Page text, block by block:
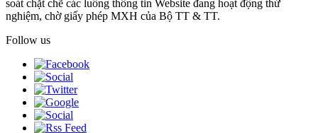
soát chặt chẽ các luồng thông tin Website đang hoạt động thử
nghiệm, chờ giấy phép MXH của Bộ TT & TT.
Follow us